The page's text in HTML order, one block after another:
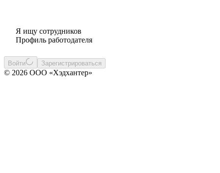
Я ищу сотрудников
Профиль работодателя
Войти Зарегистрироваться
© 2026 ООО «Хэдхантер»